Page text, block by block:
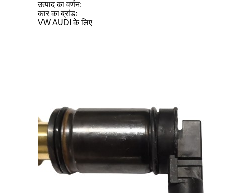
उत्पाद का वर्णन:
कार का ब्रांडः
VW AUDI के लिए